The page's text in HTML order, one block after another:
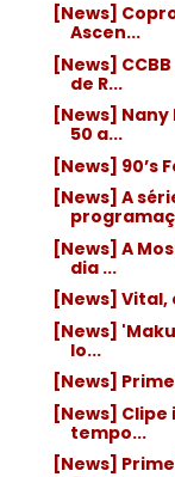
[News]
Ascen...
[News]
de R...
[News]
50 a...
[News] 90’s
[News] A
[News] A
dia ...
[News]
[News]
lo...
[News]
[News]
tempo...
[News]